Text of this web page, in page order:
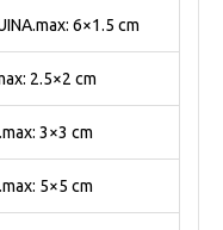
6×1.5 cm
2.5×2 cm
3×3 cm
5×5 cm